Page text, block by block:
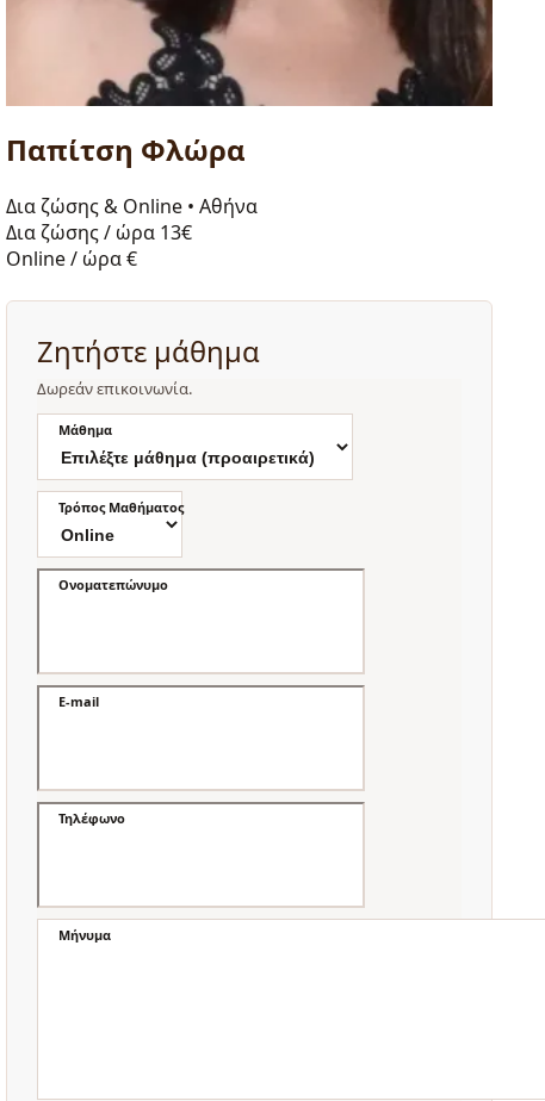
Παπίτση Φλώρα
Δια ζώσης & Online • Αθήνα
Δια ζώσης / ώρα 13€
Online / ώρα€
Ζητήστε μάθημα
Δωρεάν επικοινωνία.
Μάθημα
Τρόπος Μαθήματος
Ονοματεπώνυμο
E-mail
Τηλέφωνο
Μήνυμα